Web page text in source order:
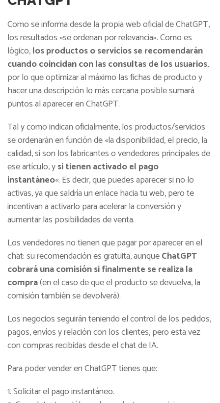
Como se informa desde la propia web oficial de ChatGPT,
los resultados «se ordenan por relevancia». Como es
lógico,los productos o servicios se recomendarán
cuando coincidan con las consultas de los usuarios,
por lo que optimizar al máximo las fichas de producto y
hacer una descripción lo más cercana posible sumará
puntos al aparecer en ChatGPT.
Tal y como indican oficialmente, los productos/servicios
se ordenarán en función de «la disponibilidad, el precio, la
calidad, si son los fabricantes o vendedores principales de
ese artículo, ysi tienen activado el pago
instantáneo«. Es decir, que puedes aparecer si no lo
activas, ya que saldría un enlace hacia tu web, pero te
incentivan a activarlo para acelerar la conversión y
aumentar las posibilidades de venta.
Los vendedores no tienen que pagar por aparecer en el
chat: su recomendación es gratuita, aunqueChatGPT
cobrará una comisión si finalmente se realiza la
compra(en el caso de que el producto se devuelva, la
comisión también se devolverá).
Los negocios seguirán teniendo el control de los pedidos,
pagos, envíos y relación con los clientes, pero esta vez
con compras recibidas desde el chat de IA.
Para poder vender en ChatGPT tienes que:
Solicitar el pago instantáneo.